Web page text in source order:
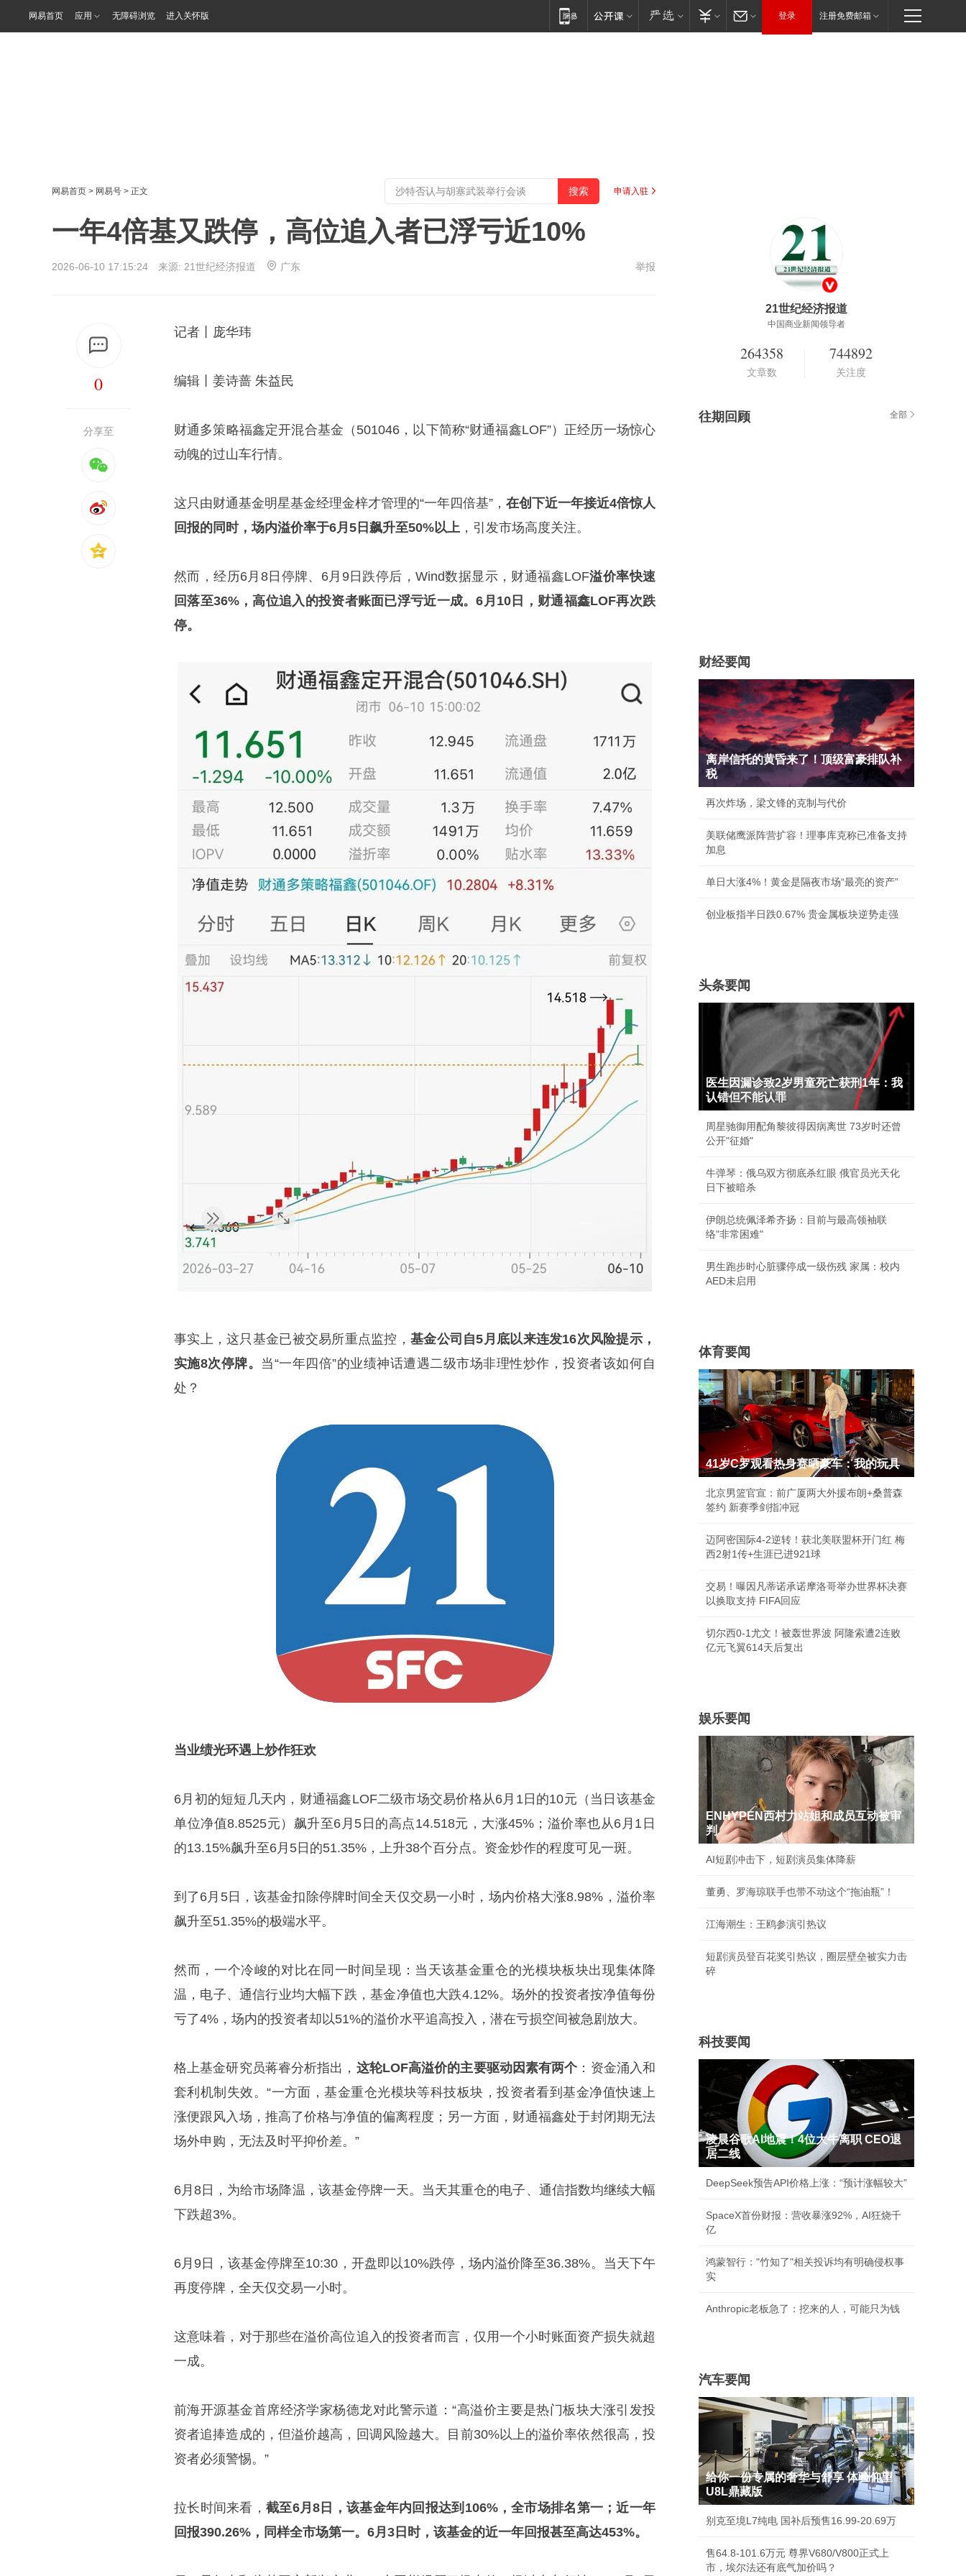
网易首页 应用 无障碍浏览 进入关怀版 登录 注册免费邮箱
网易首页 > 网易号 > 正文 申请入驻
一年4倍基又跌停，高位追入者已浮亏近10%
2026-06-10 17:15:24 来源: 21世纪经济报道 广东 举报
0
分享至
记者丨庞华玮
编辑丨姜诗蔷 朱益民
财通多策略福鑫定开混合基金（501046，以下简称“财通福鑫LOF”）正经历一场惊心
动魄的过山车行情。
这只由财通基金明星基金经理金梓才管理的“一年四倍基”， 在创下近一年接近4倍惊人
回报的同时，场内溢价率于6月5日飙升至50%以上 ，引发市场高度关注。
然而，经历6月8日停牌、6月9日跌停后，Wind数据显示，财通福鑫LOF溢价率快速
回落至36%，高位追入的投资者账面已浮亏近一成。6月10日，财通福鑫LOF再次跌
停。
事实上，这只基金已被交易所重点监控， 基金公司自5月底以来连发16次风险提示，
实施8次停牌。 当“一年四倍”的业绩神话遭遇二级市场非理性炒作，投资者该如何自
处？
当业绩光环遇上炒作狂欢
6月初的短短几天内，财通福鑫LOF二级市场交易价格从6月1日的10元（当日该基金
单位净值8.8525元）飙升至6月5日的高点14.518元，大涨45%；溢价率也从6月1日
的13.15%飙升至6月5日的51.35%，上升38个百分点。资金炒作的程度可见一斑。
到了6月5日，该基金扣除停牌时间全天仅交易一小时，场内价格大涨8.98%，溢价率
飙升至51.35%的极端水平。
然而，一个冷峻的对比在同一时间呈现：当天该基金重仓的光模块板块出现集体降
温，电子、通信行业均大幅下跌，基金净值也大跌4.12%。场外的投资者按净值每份
亏了4%，场内的投资者却以51%的溢价水平追高投入，潜在亏损空间被急剧放大。
格上基金研究员蒋睿分析指出， 这轮LOF高溢价的主要驱动因素有两个 ：资金涌入和
套利机制失效。“一方面，基金重仓光模块等科技板块，投资者看到基金净值快速上
涨便跟风入场，推高了价格与净值的偏离程度；另一方面，财通福鑫处于封闭期无法
场外申购，无法及时平抑价差。”
6月8日，为给市场降温，该基金停牌一天。当天其重仓的电子、通信指数均继续大幅
下跌超3%。
6月9日，该基金停牌至10:30，开盘即以10%跌停，场内溢价降至36.38%。当天下午
再度停牌，全天仅交易一小时。
这意味着，对于那些在溢价高位追入的投资者而言，仅用一个小时账面资产损失就超
一成。
前海开源基金首席经济学家杨德龙对此警示道：“高溢价主要是热门板块大涨引发投
资者追捧造成的，但溢价越高，回调风险越大。目前30%以上的溢价率依然很高，投
资者必须警惕。”
拉长时间来看， 截至6月8日，该基金年内回报达到106%，全市场排名第一；近一年
回报390.26%，同样全市场第一。6月3日时，该基金的近一年回报甚至高达453%。
21世纪经济报道
中国商业新闻领导者
264358
文章数
744892
关注度
往期回顾 全部
财经要闻
离岸信托的黄昏来了！顶级富豪排队补
税
再次炸场，梁文锋的克制与代价
美联储鹰派阵营扩容！理事库克称已准备支持
加息
单日大涨4%！黄金是隔夜市场“最亮的资产”
创业板指半日跌0.67% 贵金属板块逆势走强
头条要闻
医生因漏诊致2岁男童死亡获刑1年：我
认错但不能认罪
周星驰御用配角黎彼得因病离世 73岁时还曾
公开"征婚"
牛弹琴：俄乌双方彻底杀红眼 俄官员光天化
日下被暗杀
伊朗总统佩泽希齐扬：目前与最高领袖联
络"非常困难"
男生跑步时心脏骤停成一级伤残 家属：校内
AED未启用
体育要闻
41岁C罗观看热身赛晒豪车：我的玩具
北京男篮官宣：前广厦两大外援布朗+桑普森
签约 新赛季剑指冲冠
迈阿密国际4-2逆转！获北美联盟杯开门红 梅
西2射1传+生涯已进921球
交易！曝因凡蒂诺承诺摩洛哥举办世界杯决赛
以换取支持 FIFA回应
切尔西0-1尤文！被轰世界波 阿隆索遭2连败
亿元飞翼614天后复出
娱乐要闻
ENHYPEN西村力站姐和成员互动被审
判
AI短剧冲击下，短剧演员集体降薪
董勇、罗海琼联手也带不动这个“拖油瓶”！
江海潮生：王鸥参演引热议
短剧演员登百花奖引热议，圈层壁垒被实力击
碎
科技要闻
凌晨谷歌AI地震！4位大牛离职 CEO退
居二线
DeepSeek预告API价格上涨：“预计涨幅较大”
SpaceX首份财报：营收暴涨92%，AI狂烧千
亿
鸿蒙智行："竹知了"相关投诉均有明确侵权事
实
Anthropic老板急了：挖来的人，可能只为钱
汽车要闻
给你一份专属的奢华与舒享 体验仰望
U8L鼎藏版
别克至境L7纯电 国补后预售16.99-20.69万
售64.8-101.6万元 尊界V680/V800正式上
市，埃尔法还有底气加价吗？